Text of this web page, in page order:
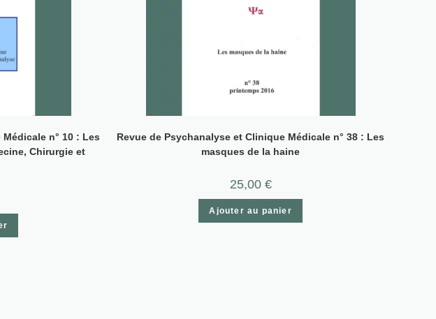
n° 10 : Les
Chirurgie et
Revue de Psychanalyse et Clinique Médicale n° 38 : Les
masques de la haine
25,00 €
Ajouter au panier